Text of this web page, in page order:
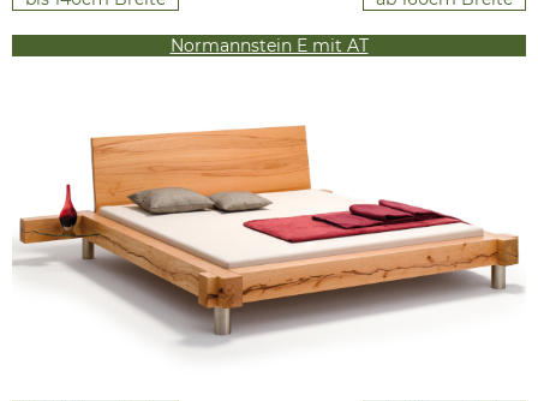
Normannstein E mit AT